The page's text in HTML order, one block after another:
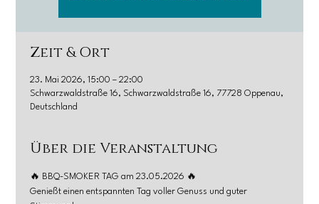
Zeit & Ort
23. Mai 2026, 15:00 – 22:00
Schwarzwaldstraße 16, Schwarzwaldstraße 16, 77728 Oppenau,
Deutschland
Über die Veranstaltung
🔥 BBQ-SMOKER TAG am 23.05.2026 🔥
Genießt einen entspannten Tag voller Genuss und guter